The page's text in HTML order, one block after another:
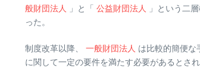
般財団法人
」と「 公益財団法人
」という二
った。
制度改革以降、 一般財団法人 は比較的簡便な
に関して一定の要件を満たす必要があるとさ